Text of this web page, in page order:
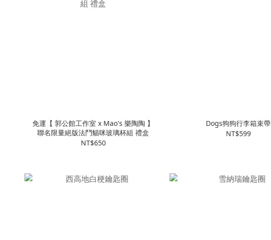
免運【 郭公館工作室 x Mao's 樂陶陶 】
聯名限量絕版法鬥貓咪玻璃杯組 禮盒
NT$650
Dogs狗狗行李箱束帶
NT$599